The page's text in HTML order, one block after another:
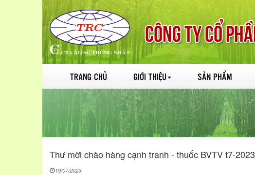
TRANG CHỦ GIỚI THIỆU SẢN PHẨM
Thư mời chào hàng cạnh tranh - thuốc BVTV t7-2023
19/07/2023